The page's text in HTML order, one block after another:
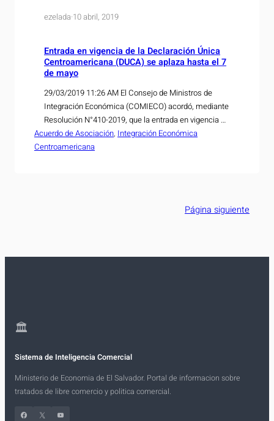
ezelada·10 abril, 2019
Entrada en vigencia de la Declaración Única
Centroamericana (DUCA) se aplaza hasta el 7
de mayo
29/03/2019 11:26 AM El Consejo de Ministros de
Integración Económica (COMIECO) acordó, mediante
Resolución N°410-2019, que la entrada en vigencia de
la Declaración Única Centroamericana (DUCA), se
aplaza para el 7 de mayo de 2019, con el fin de lograr
Acuerdo de Asociación, Integración Económica
Centroamericana
Página siguiente
🏛
Sistema de Inteligencia Comercial
Ministerio de Economia de El Salvador. Portal de informacion sobre
tratados de libre comercio y politica comercial.
Facebook X
YouTube